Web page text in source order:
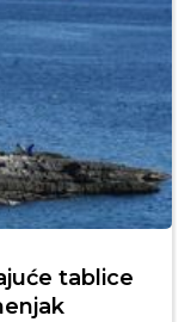
tablice